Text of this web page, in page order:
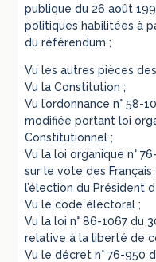
publique du 26 août
politiques habilitées à
du référendum ;
Vu les autres pièces
Vu la Constitution ;
Vu l’ordonnance n° 58-
modifiée portant loi
Constitutionnel ;
Vu la loi organique n°
sur le vote des
l’élection du Président
Vu le code électoral ;
Vu la loi n° 86-1067 du
relative à la liberté de
Vu le décret n° 76-950